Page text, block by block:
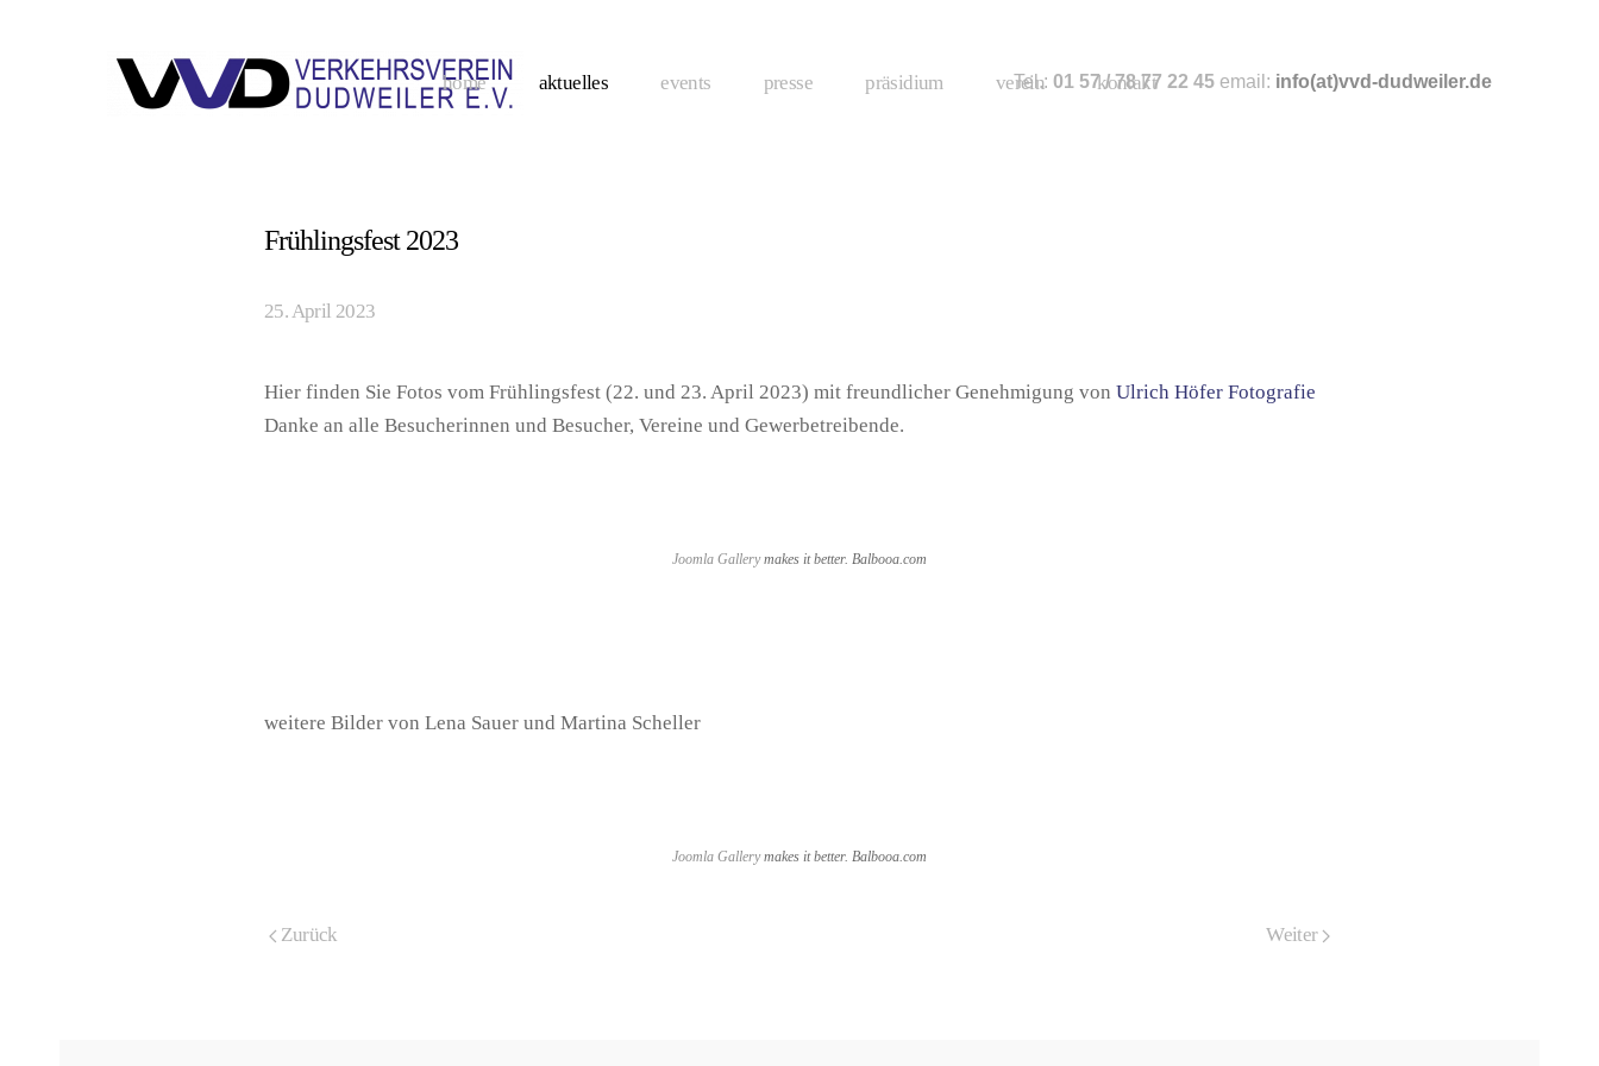
home aktuelles events presse präsidium verein kontakt
Tel.: 01 57 / 78 77 22 45 email: info(at)vvd-dudweiler.de
Frühlingsfest 2023
25. April 2023
Hier finden Sie Fotos vom Frühlingsfest (22. und 23. April 2023) mit freundlicher Genehmigung von Ulrich Höfer Fotografie
Danke an alle Besucherinnen und Besucher, Vereine und Gewerbetreibende.
Joomla Gallerymakes it better. Balbooa.com
weitere Bilder von Lena Sauer und Martina Scheller
Joomla Gallerymakes it better. Balbooa.com
Zurück Weiter